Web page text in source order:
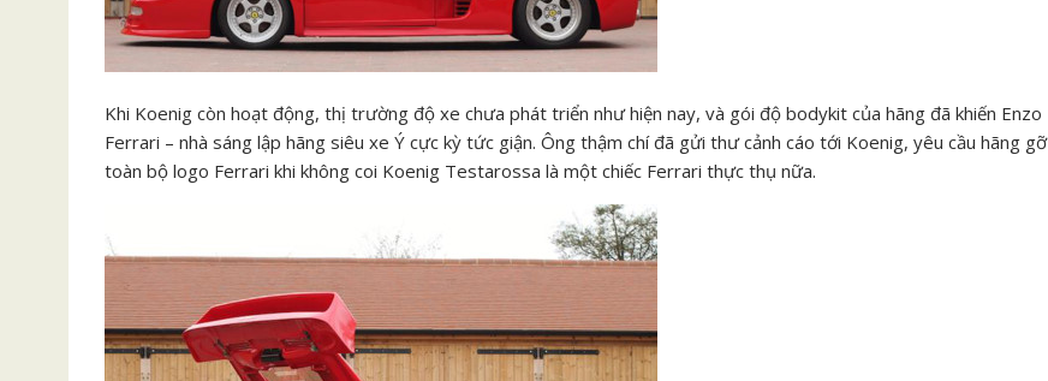
Khi Koenig còn hoạt động, thị trường độ xe chưa phát triển như hiện nay, và gói độ bodykit của hãng đã khiến Enzo
Ferrari – nhà sáng lập hãng siêu xe Ý cực kỳ tức giận. Ông thậm chí đã gửi thư cảnh cáo tới Koenig, yêu cầu hãng gỡ
toàn bộ logo Ferrari khi không coi Koenig Testarossa là một chiếc Ferrari thực thụ nữa.